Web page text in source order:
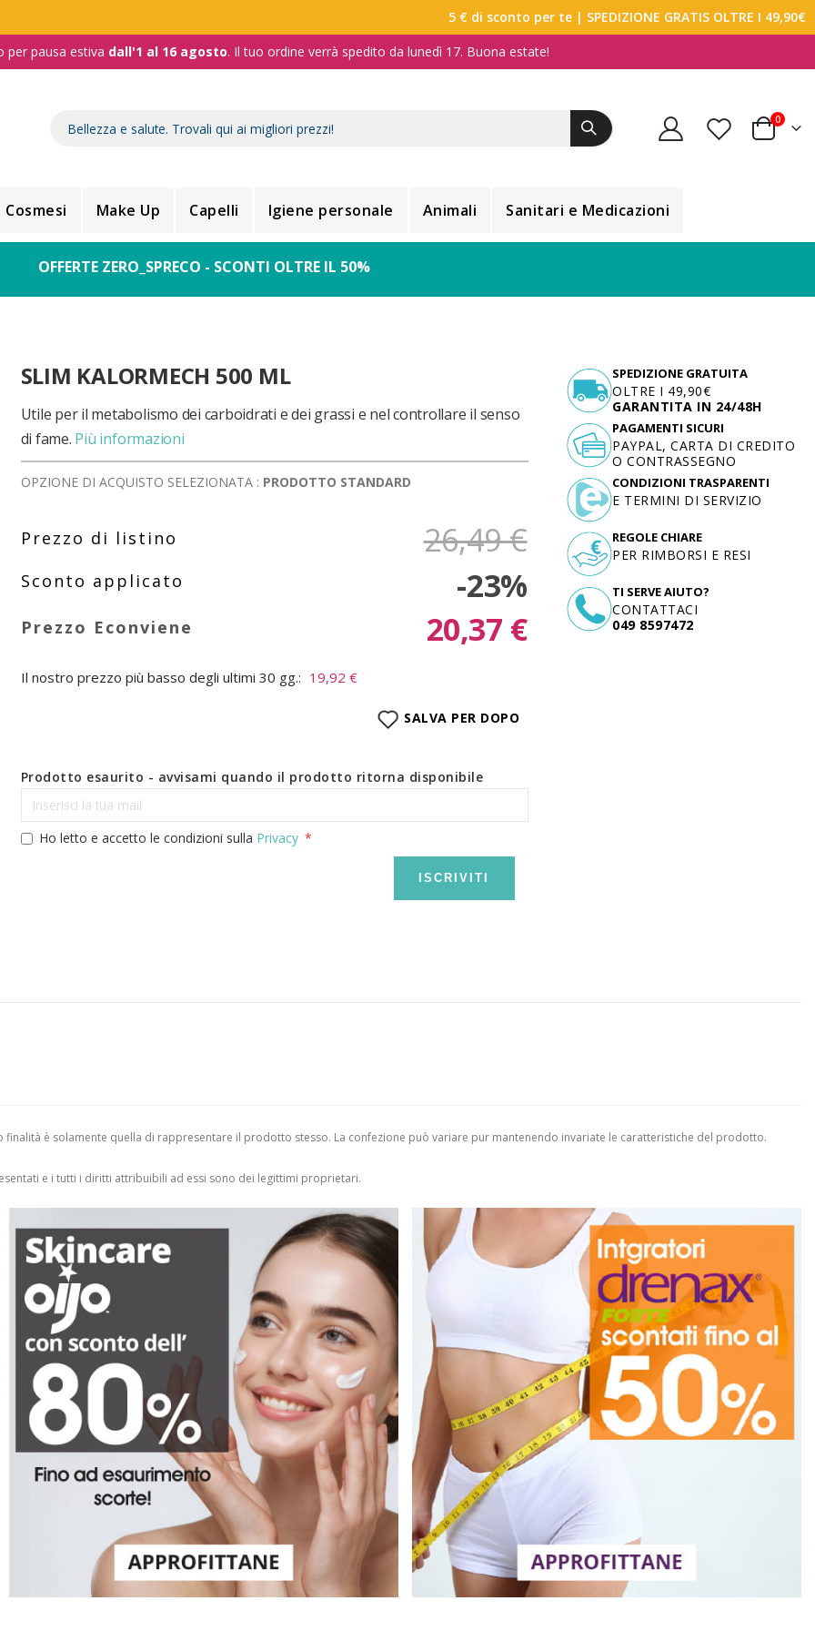
5 € di sconto per te | SPEDIZIONE GRATIS OLTRE I 49,90€
per pausa estiva dall'1 al 16 agosto. Il tuo ordine verrà spedito da lunedì 17. Buona estate!
Carrello
0
Cosmesi Make Up Capelli Igiene personale Animali Sanitari e Medicazioni
OFFERTE ZERO_SPRECO - SCONTI OLTRE IL 50%
SLIM KALORMECH 500 ML
Utile per il metabolismo dei carboidrati e dei grassi e nel controllare il senso
di fame. Più informazioni
OPZIONE DI ACQUISTO SELEZIONATA : PRODOTTO STANDARD
26,49 €
-23%
20,37 €
Il nostro prezzo più basso degli ultimi 30 gg.: 19,92 €
SALVA PER DOPO
Prodotto esaurito - avvisami quando il prodotto ritorna disponibile
Ho letto e accetto le condizioni sulla Privacy
ISCRIVITI
SPEDIZIONE GRATUITA
OLTRE I 49,90€
GARANTITA IN 24/48H
TI SERVE AIUTO?
CONTATTACI
049 8597472
PAGAMENTI SICURI
PAYPAL, CARTA DI CREDITO
O CONTRASSEGNO
CONDIZIONI TRASPARENTI
E TERMINI DI SERVIZIO
REGOLE CHIARE
PER RIMBORSI E RESI
è solamente quella di rappresentare il prodotto stesso. La confezione può variare pur mantenendo invariate le caratteristiche del prodotto.
e i tutti i diritti attribuibili ad essi sono dei legittimi proprietari.